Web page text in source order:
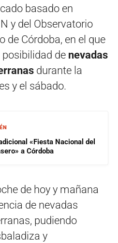
basado en
y del Observatorio
de Córdoba, en el que
de nevadas
durante la
y el sábado.
«Fiesta Nacional del
a Córdoba
de hoy y mañana
de nevadas
pudiendo
y